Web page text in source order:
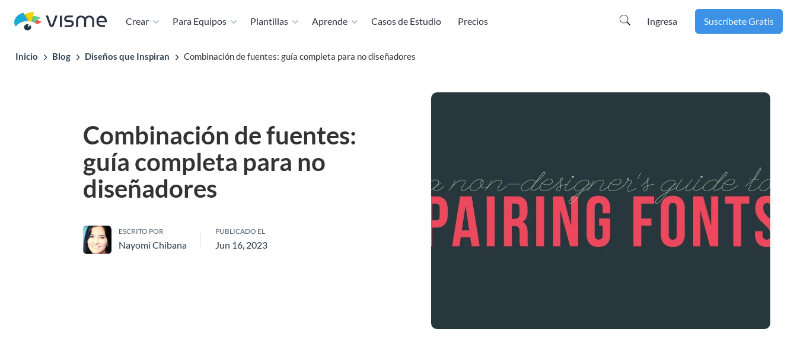
Crear Para Equipos Plantillas Aprende Casos de Estudio Precios Ingresa Suscríbete Gratis
Inicio Blog Diseños que Inspiran Combinación de fuentes: guía completa para no diseñadores
Combinación de fuentes:
guía completa para no
diseñadores
ESCRITO POR
Nayomi Chibana
PUBLICADO EL
Jun 16, 2023